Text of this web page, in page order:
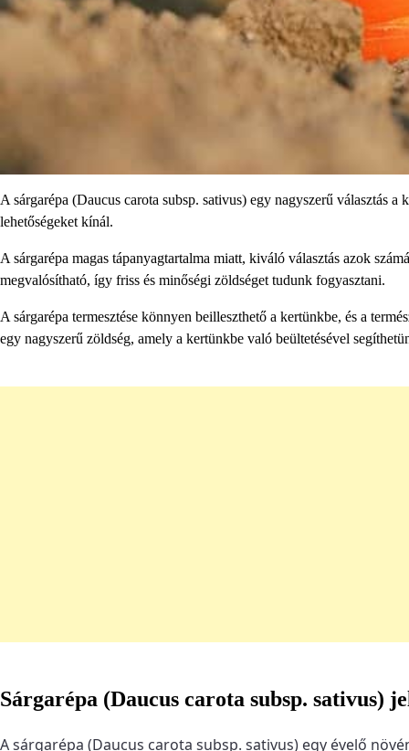
A sárgarépa (Daucus carota subsp. sativus) egy nagyszerű választás
lehetőségeket kínál.
A sárgarépa magas tápanyagtartalma miatt, kiváló választás azok
megvalósítható, így friss és minőségi zöldséget tudunk fogyasztani.
A sárgarépa termesztése könnyen beilleszthető a kertünkbe, és a
egy nagyszerű zöldség, amely a kertünkbe való beültetésével
Sárgarépa (Daucus carota subsp. sativus)
A sárgarépa (Daucus carota subsp. sativus) egy évelő